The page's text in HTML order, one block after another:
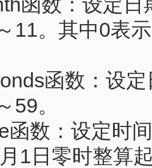
函数：设定日
11。其中0表
函数：设定
59。
函数：设定时
1日零时整算